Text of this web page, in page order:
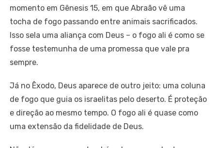
momento em Gênesis 15, em que Abraão vê uma
tocha de fogo passando entre animais sacrificados.
Isso sela uma aliança com Deus – o fogo ali é como se
fosse testemunha de uma promessa que vale pra
sempre.
Já no Êxodo, Deus aparece de outro jeito: uma coluna
de fogo que guia os israelitas pelo deserto. É proteção
e direção ao mesmo tempo. O fogo ali é quase como
uma extensão da fidelidade de Deus.